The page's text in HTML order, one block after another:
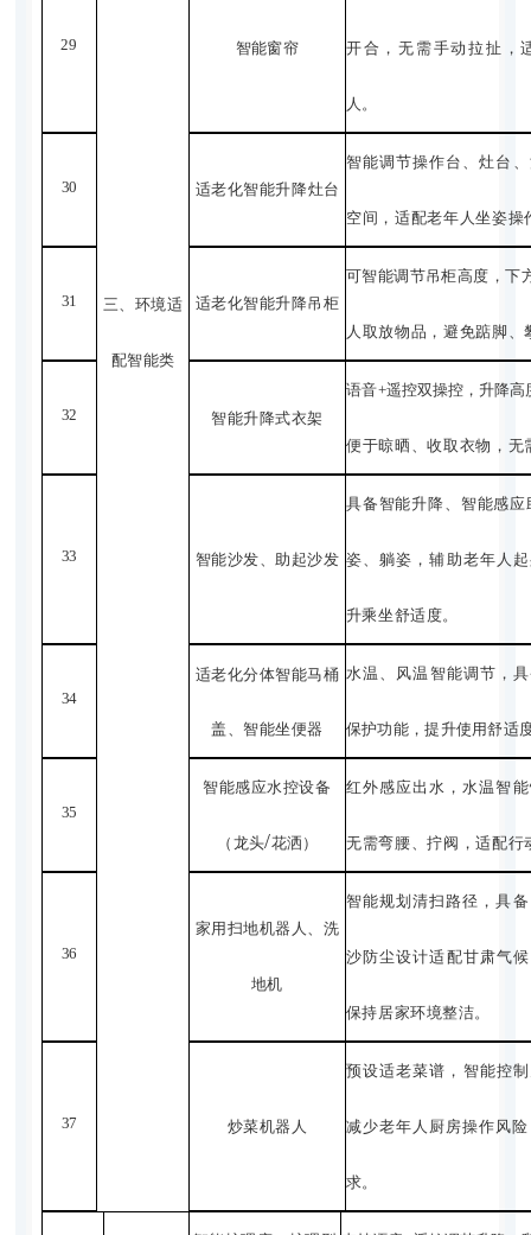
三、环境适
配智能类
29 智能窗帘 开合，无需手动拉扯，
人。
30 适老化智能升降灶台
智能调节操作台、灶台
空间，适配老年人坐姿操
31 适老化智能升降吊 柜
可智能调节吊柜高度，下
人取放物品，避免踮脚、
32 智能升降式衣架
语音+遥控双操控，升降
便于晾晒、收取衣物，无
33 智能沙发、助起沙发
具备智能升降、智能感应
姿、躺姿，辅助老年人
升乘坐舒适度。
34
适老化分体智能马桶
盖、智能坐便器
水温、风温智能调节，
保护功能，提升使用舒适
35
智能感应水控设备
（龙头/花洒）
红外感应出水，水温智
无需弯腰、拧阀，适配行
36
家用扫地机器人、洗
地机
智能规划清扫路径，具
沙防尘设计适配甘肃气
保持居家环境整洁。
37 炒菜机器人
预设适老菜谱，智能控
减少老年人厨房操作风
求。